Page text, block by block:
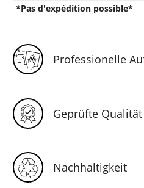
*Pas d'expédition possible*
Professionelle
Geprüfte Qualität
Nachhaltigkeit